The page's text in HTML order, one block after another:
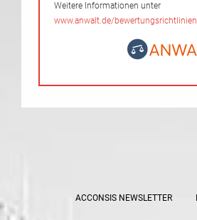
Weitere Informationen unter
www.anwalt.de/bewertungsrichtlinien
ACCONSIS NEWSLETTER